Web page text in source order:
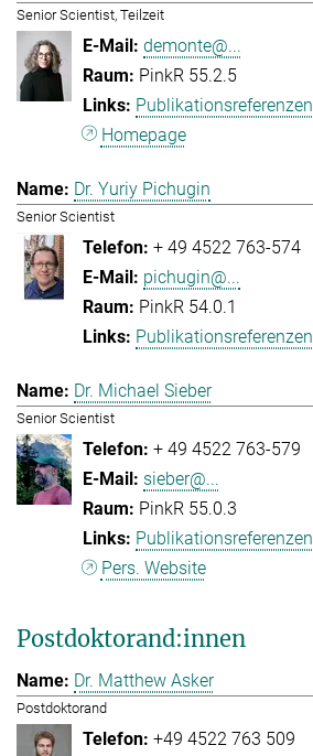
Senior Scientist, Teilzeit
demonte@...
PinkR 55.2.5
Publikationsreferenzen
Homepage
Dr. Yuriy Pichugin
Senior Scientist
+ 49 4522 763-574
pichugin@...
PinkR 54.0.1
Publikationsreferenzen
Dr. Michael Sieber
Senior Scientist
+ 49 4522 763-579
sieber@...
PinkR 55.0.3
Publikationsreferenzen
Pers. Website
Postdoktorand:innen
Dr. Matthew Asker
Postdoktorand
+49 4522 763 509